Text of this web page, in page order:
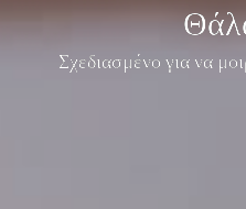
Σχεδιασμένο για να